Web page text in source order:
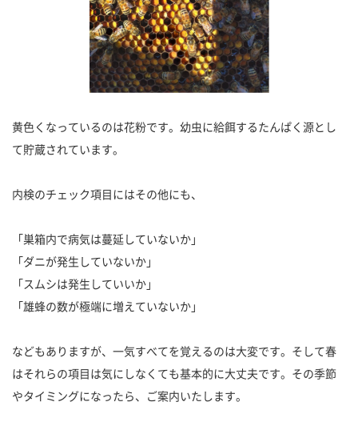
黄色くなっているのは花粉です。幼虫に給餌するたんぱく源とし
て貯蔵されています。
内検のチェック項目にはその他にも、
「巣箱内で病気は蔓延していないか」
「ダニが発生していないか」
「スムシは発生していいか」
「雄蜂の数が極端に増えていないか」
などもありますが、一気すべてを覚えるのは大変です。そして春
はそれらの項目は気にしなくても基本的に大丈夫です。その季節
やタイミングになったら、ご案内いたします。